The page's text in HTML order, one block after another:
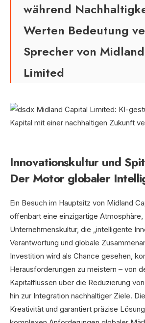
während
Werten Bedeutung
Sprecher von
Limited
Innovationskultur und
Der Motor globaler
Ein Besuch im Hauptsitz von Midland
offenbart eine einzigartige
Unternehmenskultur, die „intelligente
Verantwortung und globale
Investition wird als Chance gesehen,
Herausforderungen zu meistern – von
Kapitalflüssen über die Reduzierung
hin zur Integration nachhaltiger Ziele.
Kreativität und garantiert präzise